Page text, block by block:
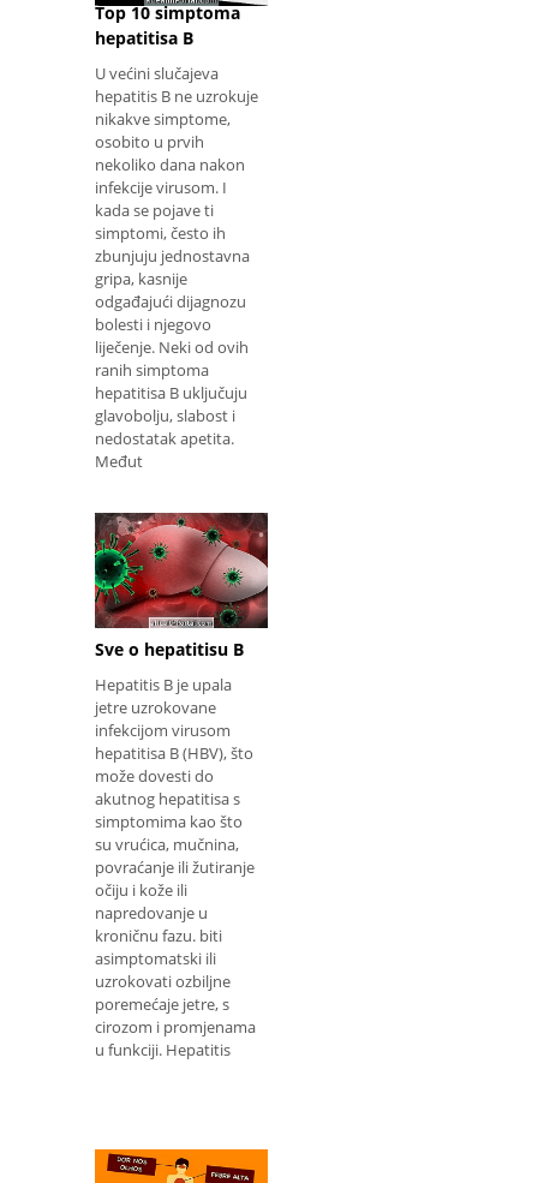
Top 10 simptoma
hepatitisa B
U većini slučajeva
hepatitis B ne uzrokuje
nikakve simptome,
osobito u prvih
nekoliko dana nakon
infekcije virusom. I
kada se pojave ti
simptomi, često ih
zbunjuju jednostavna
gripa, kasnije
odgađajući dijagnozu
bolesti i njegovo
liječenje. Neki od ovih
ranih simptoma
hepatitisa B uključuju
glavobolju, slabost i
nedostatak apetita.
Međut
Sve o hepatitisu B
Hepatitis B je upala
jetre uzrokovane
infekcijom virusom
hepatitisa B (HBV), što
može dovesti do
akutnog hepatitisa s
simptomima kao što
su vrućica, mučnina,
povraćanje ili žutiranje
očiju i kože ili
napredovanje u
kroničnu fazu. biti
asimptomatski ili
uzrokovati ozbiljne
poremećaje jetre, s
cirozom i promjenama
u funkciji. Hepatitis